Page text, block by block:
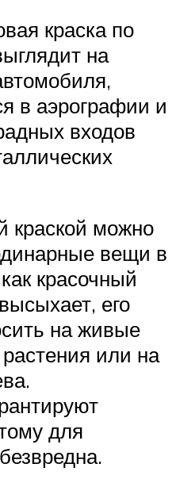
краска по
на
в аэрографии и
входов
краской можно
вещи в
красочный
его
на живые
или на
для